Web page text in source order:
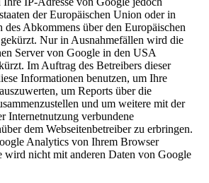
der Europäischen Union oder in
des Abkommens über den Europäischen
Nur in Ausnahmefällen wird die
Server von Google in den USA
Im Auftrag des Betreibers dieser
Informationen benutzen, um Ihre
um Reports über die
und um weitere mit der
Internetnutzung verbundene
dem Webseitenbetreiber zu erbringen.
Analytics von Ihrem Browser
wird nicht mit anderen Daten von Google